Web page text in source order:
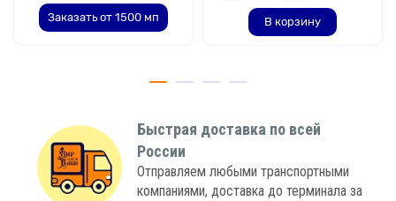
Заказать от 1500 мп В корзину
Быстрая доставка по всей
России
Отправляем любыми транспортными
компаниями, доставка до терминала за